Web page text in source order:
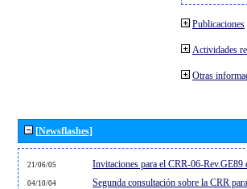
Publicaciones
Actividades
Otras
[Newsflashes]
21/06/05 Invitaciones para el CRR-06-Rev.GE89
04/10/04 Segunda consultación sobre la CRR